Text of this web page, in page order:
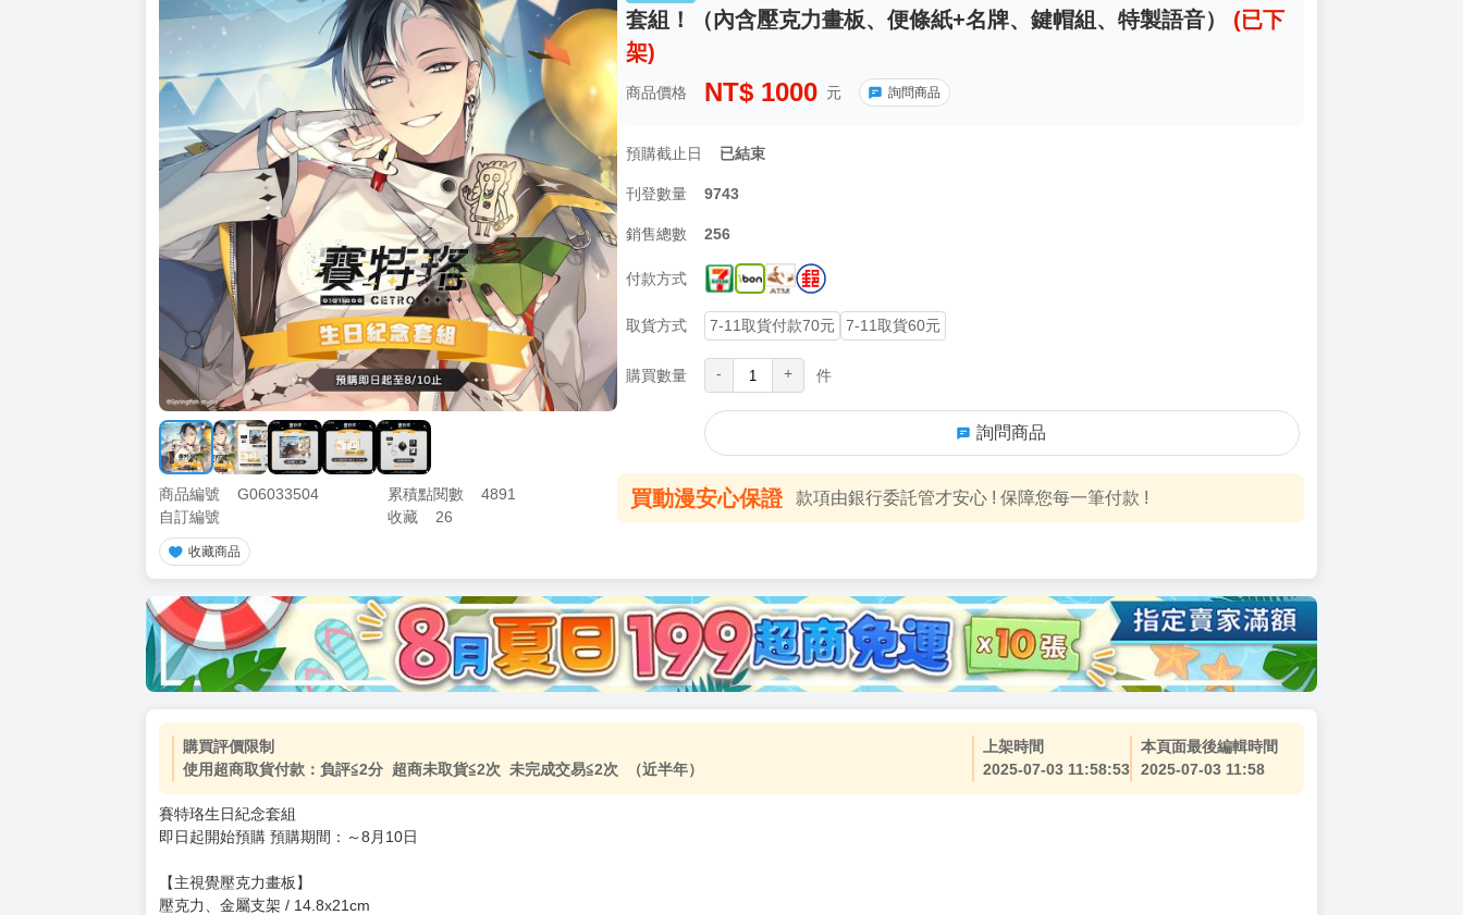
商品編號 G06033504 累積點閱數
4891
自訂編號
收藏 26
收藏商品
套組！（內含壓克力畫板、便條紙+名牌、鍵帽組、特製語音） (已下
架)
商品價格 NT$ 1000 元 詢問商品
預購截止日 已結束
刊登數量 9743
銷售總數 256
付款方式
取貨方式 7-11取貨付款70元 7-11取貨60元
購買數量 - + 件
詢問商品
買動漫安心保證 款項由銀行委託管才安心 ! 保障您每一筆付款 !
購買評價限制
使用超商取貨付款：負評≦2分 超商未取貨≦2次 未完成交易≦2次 （近半年）
上架時間
2025-07-03 11:58:53
本頁面最後編輯時間
2025-07-03 11:58
賽特珞生日紀念套組
即日起開始預購 預購期間：～8月10日
【主視覺壓克力畫板】
壓克力、金屬支架 / 14.8x21cm